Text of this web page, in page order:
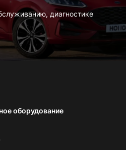
диагностике
оборудование